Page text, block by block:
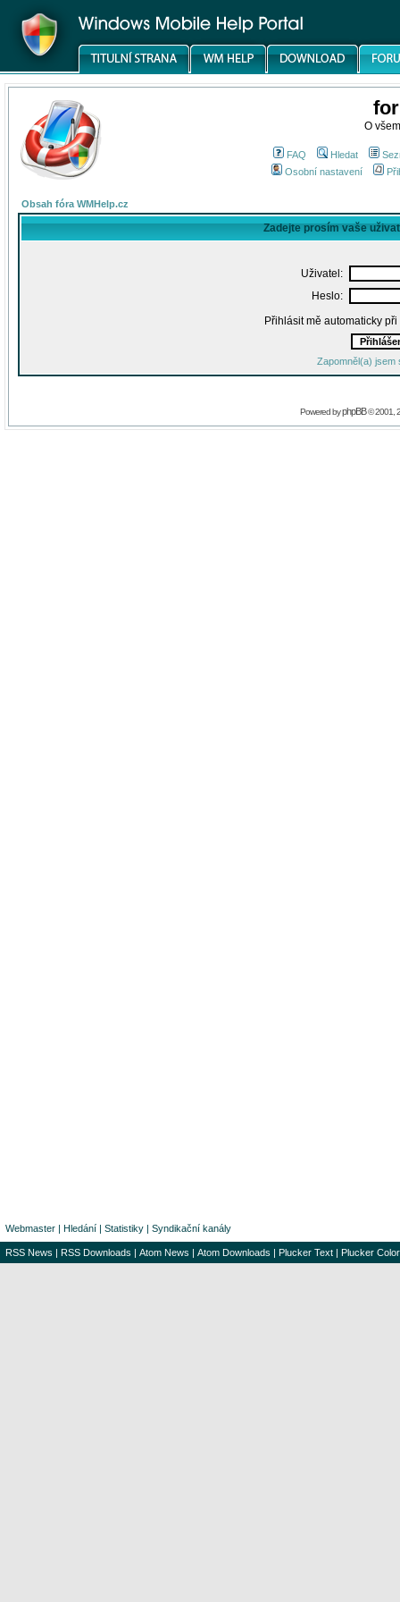
O
FAQ Hledat
Osobní nastavení
Obsah fóra WMHelp.cz
Zadejte prosím vaše
Uživatel:
Heslo:
Přihlásit mě automaticky
Zapomněl(a) jsem
Powered byphpBB© 2001,
Webmaster | Hledání | Statistiky | Syndikační kanály
RSS News | RSS Downloads | Atom News | Atom Downloads | Plucker Text | Plucker Color